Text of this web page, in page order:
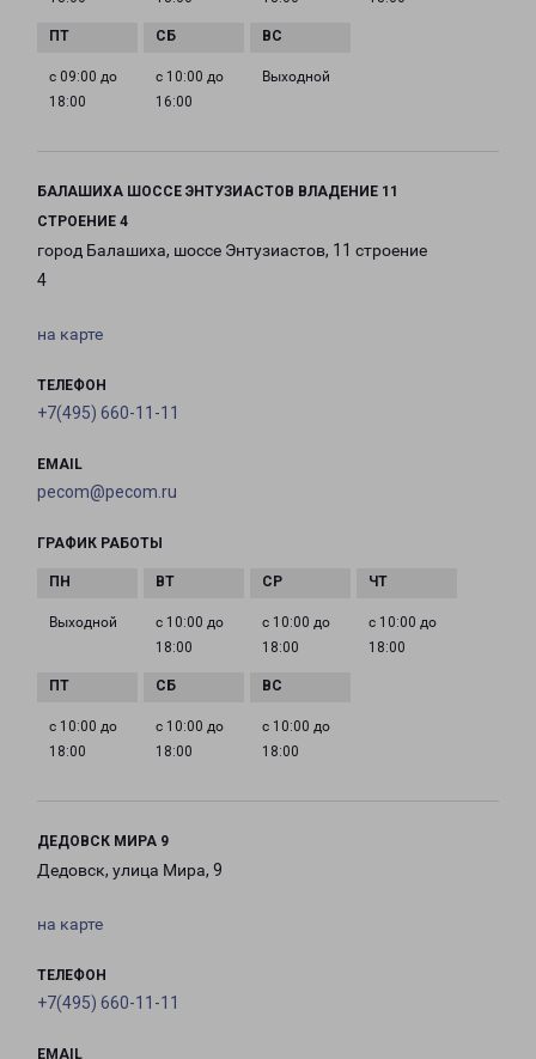
с 09:00 до
18:00
с 10:00 до
16:00
Выходной
БАЛАШИХА ШОССЕ ЭНТУЗИАСТОВ ВЛАДЕНИЕ 11
СТРОЕНИЕ 4
город Балашиха, шоссе Энтузиастов, 11 строение
4
на карте
ТЕЛЕФОН
+7(495) 660-11-11
EMAIL
pecom@pecom.ru
ГРАФИК РАБОТЫ
Выходной
с 10:00 до
18:00
с 10:00 до
18:00
с 10:00 до
18:00
с 10:00 до
18:00
с 10:00 до
18:00
с 10:00 до
18:00
ДЕДОВСК МИРА 9
Дедовск, улица Мира, 9
на карте
ТЕЛЕФОН
+7(495) 660-11-11
EMAIL